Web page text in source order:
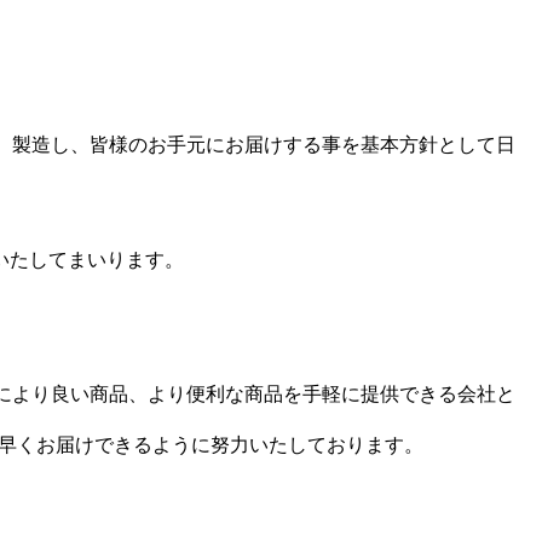
造し、皆様のお手元にお届けする事を基本方針として日
してまいります。
り良い商品、より便利な商品を手軽に提供できる会社と
お届けできるように努力いたしております。